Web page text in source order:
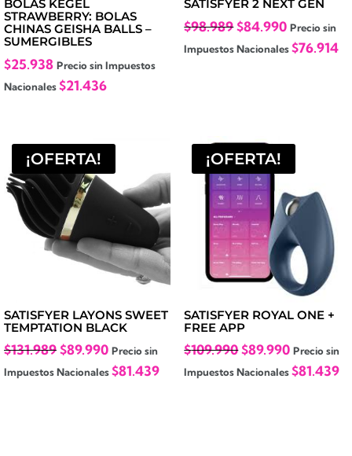
BOLAS KEGEL
STRAWBERRY: BOLAS
CHINAS GEISHA BALLS –
SUMERGIBLES
$25.938 Precio sin Impuestos
Nacionales$21.436
SATISFYER 2 NEXT GEN
$98.989El
precio
$84.990El
precio
Precio sin
Impuestos Nacionales$76.914
¡OFERTA!
SATISFYER LAYONS SWEET
TEMPTATION BLACK
$131.989El
precio
$89.990El
precio
Precio sin
Impuestos Nacionales$81.439
¡OFERTA!
SATISFYER ROYAL ONE +
FREE APP
$109.990El
precio
$89.990El
precio
Precio sin
Impuestos Nacionales$81.439